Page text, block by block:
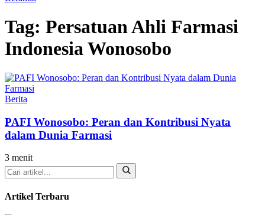
Tag: Persatuan Ahli Farmasi
Indonesia Wonosobo
Berita
PAFI Wonosobo: Peran dan Kontribusi Nyata
dalam Dunia Farmasi
3 menit
Cari
Artikel Terbaru